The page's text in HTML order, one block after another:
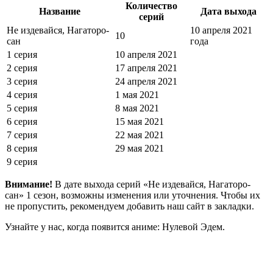
Название
Количество
серий
Дата выхода
Не издевайся, Нагаторо-
сан
10
10 апреля 2021
года
1 серия
10 апреля 2021
2 серия
17 апреля 2021
3 серия
24 апреля 2021
4 серия
1 мая 2021
5 серия
8 мая 2021
6 серия
15 мая 2021
7 серия
22 мая 2021
8 серия
29 мая 2021
9 серия
Внимание! В дате выхода серий «Не издевайся, Нагаторо-
сан» 1 сезон, возможны изменения или уточнения. Чтобы их
не пропустить, рекомендуем добавить наш сайт в закладки.
Узнайте у нас, когда появится аниме: Нулевой Эдем.